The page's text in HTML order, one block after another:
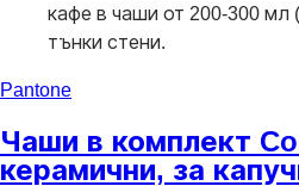
кафе в чаши от 200-300 мл
тънки стени.
Pantone
Чаши в комплект
керамични, за